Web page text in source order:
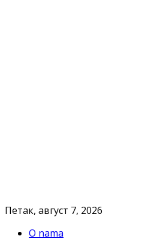
Петак, август 7, 2026
O nama